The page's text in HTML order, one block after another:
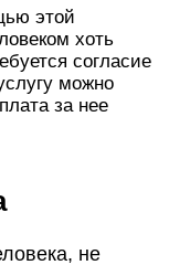
этой
хоть
согласие
можно
за нее
не